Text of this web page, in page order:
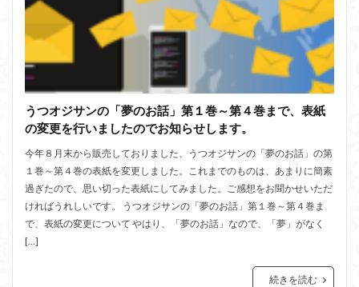
うつオジサンの「夢のお話」第１巻～第４巻まで、表紙
の変更を行いましたのでお知らせします。
今年８月末から販売しておりました、うつオジサンの「夢のお話」の第
１巻～第４巻の表紙を変更しました。これまでのものは、あまりに簡素
過ぎたので、思い切った表紙にしてみました。ご感想をお聞かせいただ
ければうれしいです。 うつオジサンの「夢のお話」第１巻～第４巻ま
で、表紙の変更について やはり、「夢のお話」なので、「夢」がなく
[…]
続きを読む